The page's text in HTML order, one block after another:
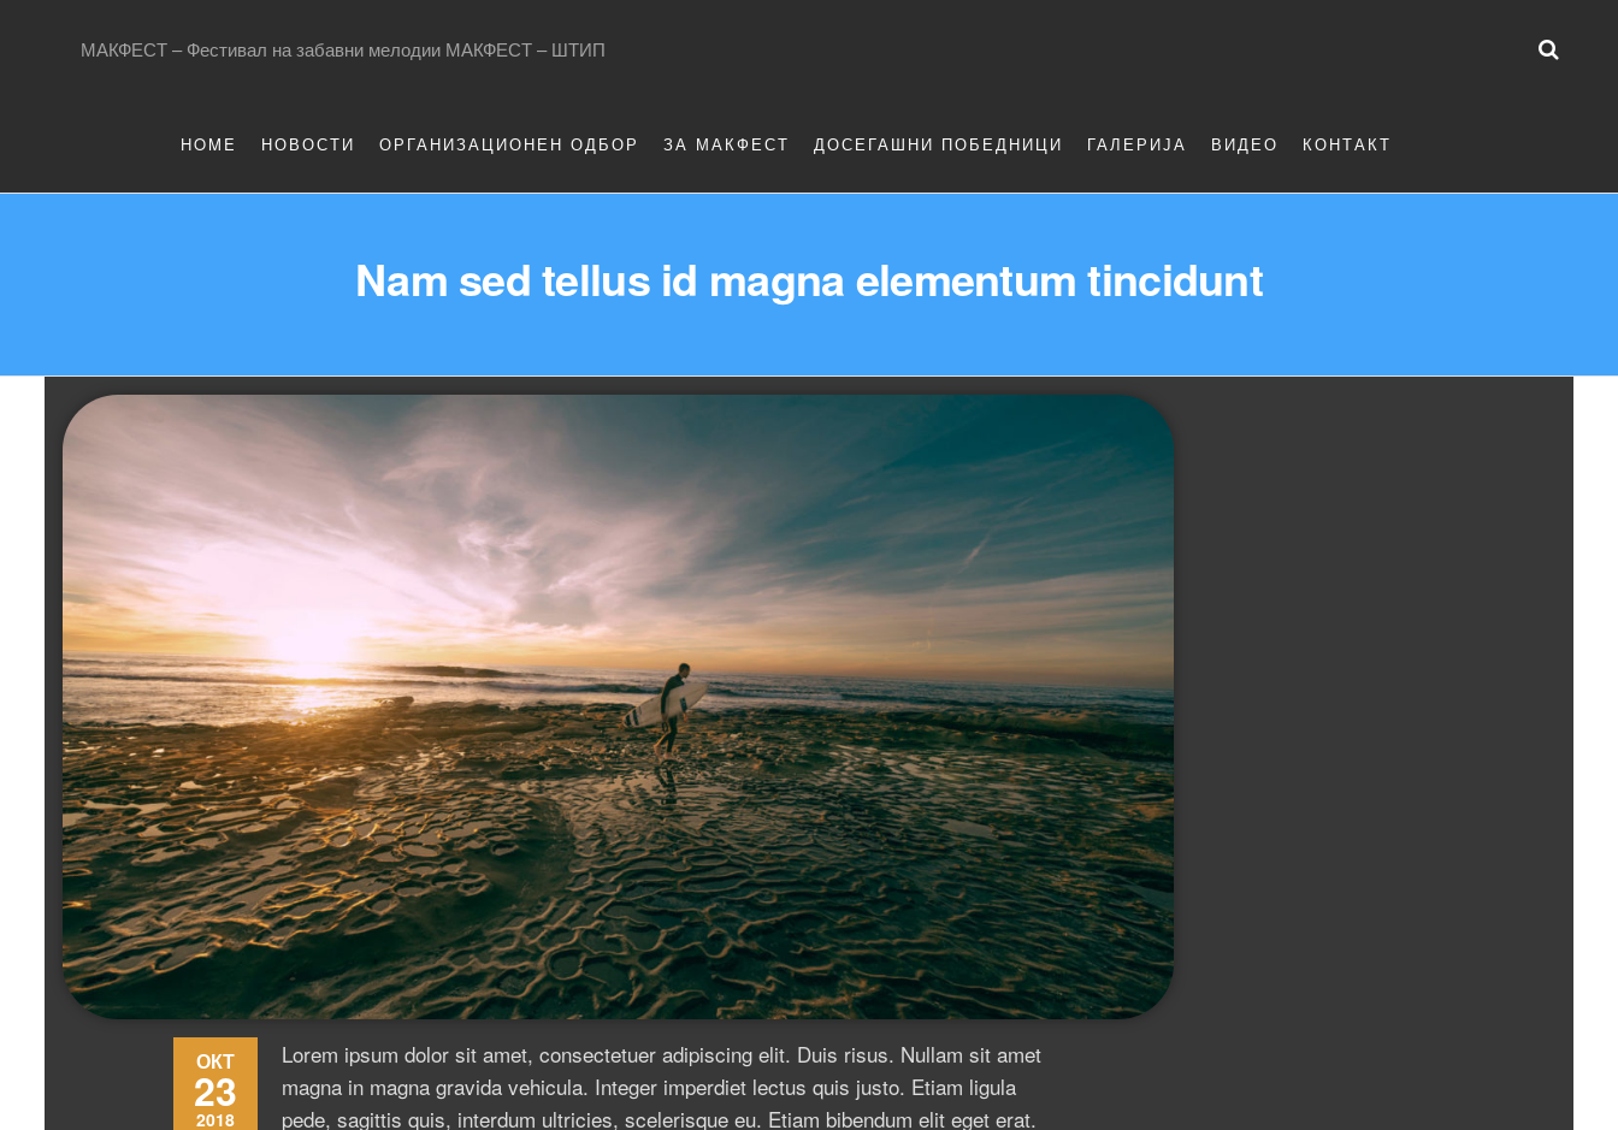
МАКФЕСТ – Фестивал на забавни мелодии МАКФЕСТ – ШТИП
HOME НОВОСТИ ОРГАНИЗАЦИОНЕН ОДБОР ЗА МАКФЕСТ ДОСЕГАШНИ ПОБЕДНИЦИ ГАЛЕРИЈА ВИДЕО КОНТАКТ
Nam sed tellus id magna elementum tincidunt
ОКТ
23
2018
Lorem ipsum dolor sit amet, consectetuer adipiscing elit. Duis risus. Nullam sit amet
magna in magna gravida vehicula. Integer imperdiet lectus quis justo. Etiam ligula
pede, sagittis quis, interdum ultricies, scelerisque eu. Etiam bibendum elit eget erat.